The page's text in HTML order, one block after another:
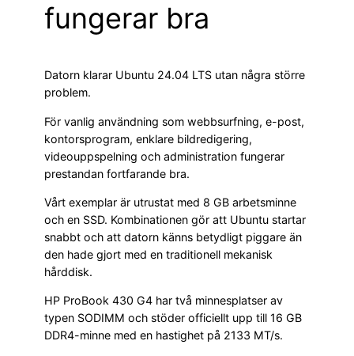
fungerar bra
Datorn klarar Ubuntu 24.04 LTS utan några större
problem.
För vanlig användning som webbsurfning, e-post,
kontorsprogram, enklare bildredigering,
videouppspelning och administration fungerar
prestandan fortfarande bra.
Vårt exemplar är utrustat med 8 GB arbetsminne
och en SSD. Kombinationen gör att Ubuntu startar
snabbt och att datorn känns betydligt piggare än
den hade gjort med en traditionell mekanisk
hårddisk.
HP ProBook 430 G4 har två minnesplatser av
typen SODIMM och stöder officiellt upp till 16 GB
DDR4-minne med en hastighet på 2133 MT/s.